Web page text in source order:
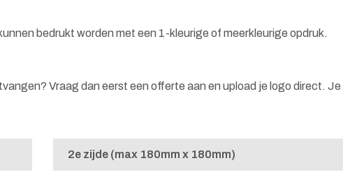
bedrukt worden met een 1-kleurige of meerkleurige opdruk.
Vraag dan eerst een offerte aan en upload je logo direct. Je
2e zijde (max 180mm x 180mm)